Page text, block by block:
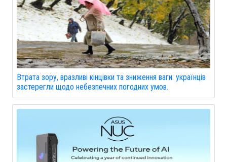
Втрата зору, вразливі кінцівки та зниження ваги: українців
застерегли щодо небезпечних погодних умов.